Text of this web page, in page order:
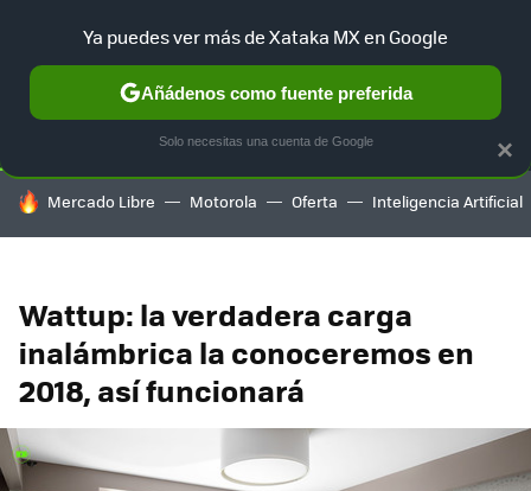
SELECCIÓN GAMING HOME AUTO TERRITORIO
HOY SE HABLA DE
Mercado Libre Motorola Oferta Inteligencia Artificial
Wattup: la verdadera carga
inalámbrica la conoceremos en
2018, así funcionará
×
Ya puedes ver más de Xataka MX en Google
Añádenos como fuente preferida
Solo necesitas una cuenta de Google